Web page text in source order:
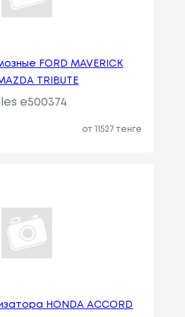
FORD MAVERICK
TRIBUTE
e500374
от 11527 тенге
HONDA ACCORD